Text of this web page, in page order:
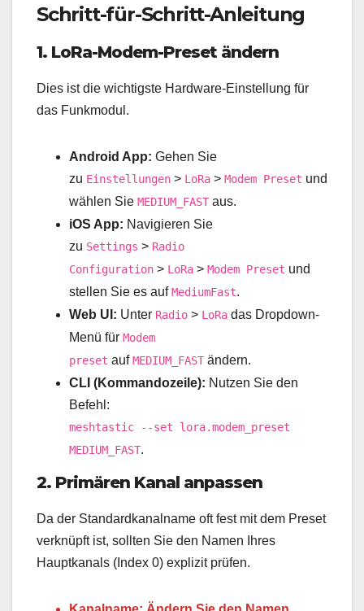
Schritt-für-Schritt-Anleitung
1. LoRa-Modem-Preset ändern
Dies ist die wichtigste Hardware-Einstellung für
das Funkmodul.
Android App: Gehen Sie
zu Einstellungen > LoRa > Modem Preset und
wählen Sie MEDIUM_FAST aus.
iOS App: Navigieren Sie
zu Settings > Radio
Configuration > LoRa > Modem Preset und
stellen Sie es aufMediumFast.
Web UI: Unter Radio > LoRa das Dropdown-
Menü für Modem
preset aufMEDIUM_FAST ändern.
CLI (Kommandozeile): Nutzen Sie den
Befehl:
meshtastic --set lora.modem_preset
MEDIUM_FAST.
2. Primären Kanal anpassen
Da der Standardkanalname oft fest mit dem Preset
verknüpft ist, sollten Sie den Namen Ihres
Hauptkanals (Index 0) explizit prüfen.